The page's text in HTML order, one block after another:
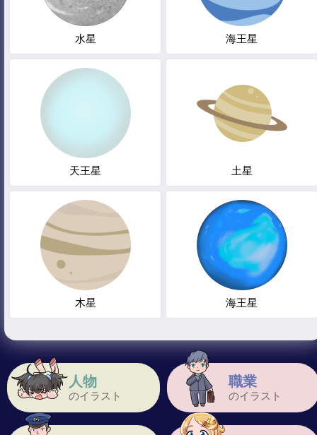
人物
のイラスト
職業
のイラスト
水星 海王星
天王星 土星
木星 海王星